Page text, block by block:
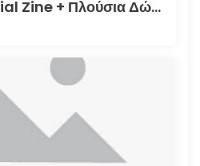
Δέκα Χρόνια Crucial Zine + Πλούσια Δώρα!